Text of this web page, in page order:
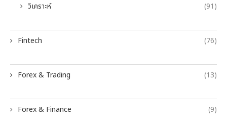
วิเคราะห์ (91)
Fintech (76)
Forex & Trading (13)
Forex & Finance (9)